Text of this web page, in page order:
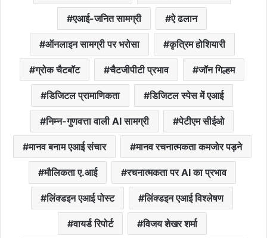
एआई-जनित सामग्री ऐ ढलान
ऑनलाइन सामग्री पर भरोसा कृत्रिम होशियारी
ग्रोक चैटबॉट चैटजीपीटी प्रभाव जॉन गिल्हम
डिजिटल प्रामाणिकता डिजिटल स्पेस में एआई
निम्न-गुणवत्ता वाली AI सामग्री पेटीएम सीईओ
मानव बनाम एआई संचार मानव रचनात्मकता कमजोर पड़ने
मौलिकता ए.आई रचनात्मकता पर AI का प्रभाव
लिंक्डइन एआई पोस्ट लिंक्डइन एआई विश्लेषण
वायर्ड रिपोर्ट विजय शेखर शर्मा